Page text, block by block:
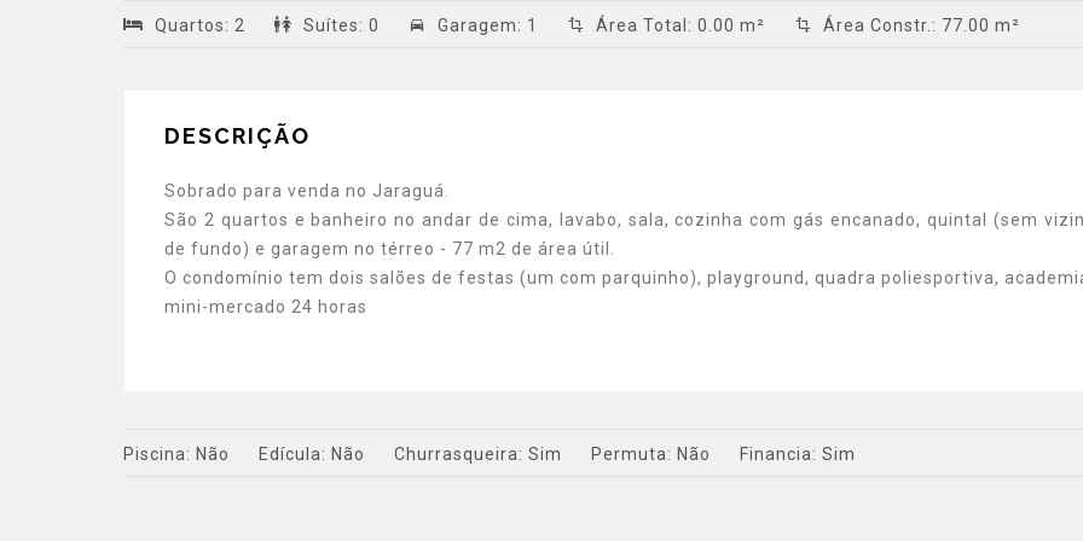
Quartos: 2 Suítes: 0 Garagem: 1 Área Total : 0.00 m² Área Constr.: 77.00 m²
DESCRIÇÃO
Sobrado para venda no Jaraguá.
São 2 quartos e banheiro no andar de cima, lavabo, sala, cozinha com gás encanado, quintal (sem
de fundo) e garagem no térreo - 77 m2 de área útil.
O condomínio tem dois salões de festas (um com parquinho), playground, quadra poliesportiva,
mini-mercado 24 horas
Piscina: Não Edícula: Não Churrasqueira: Sim Permuta: Não Financia: Sim